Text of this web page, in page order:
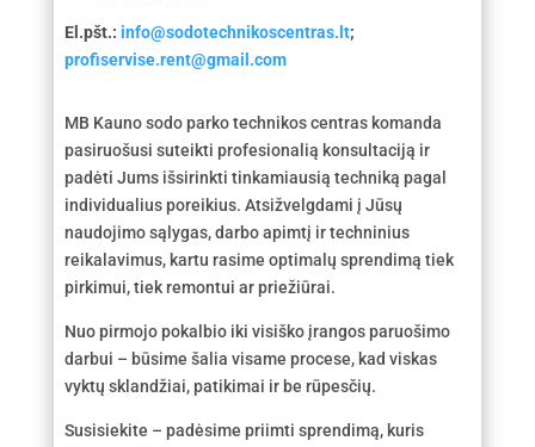
El.pšt.: info@sodotechnikoscentras.lt;
profiservise.rent@gmail.com
MB Kauno sodo parko technikos centras komanda
pasiruošusi suteikti profesionalią konsultaciją ir
padėti Jums išsirinkti tinkamiausią techniką pagal
individualius poreikius. Atsižvelgdami į Jūsų
naudojimo sąlygas, darbo apimtį ir techninius
reikalavimus, kartu rasime optimalų sprendimą tiek
pirkimui, tiek remontui ar priežiūrai.
Nuo pirmojo pokalbio iki visiško įrangos paruošimo
darbui – būsime šalia visame procese, kad viskas
vyktų sklandžiai, patikimai ir be rūpesčių.
Susisiekite – padėsime priimti sprendimą, kuris